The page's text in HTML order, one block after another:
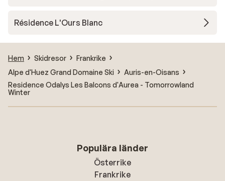
Résidence L'Ours Blanc
Hem Skidresor
Frankrike
Alpe d'Huez Grand Domaine Ski
Auris-en-Oisans
Residence Odalys Les Balcons d'Aurea - Tomorrowland
Winter
Populära länder
Österrike
Frankrike